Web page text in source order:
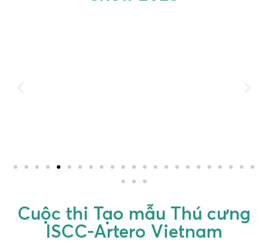
Cuộc thi Tạo mẫu Thú cưng
ISCC-Artero Vietnam